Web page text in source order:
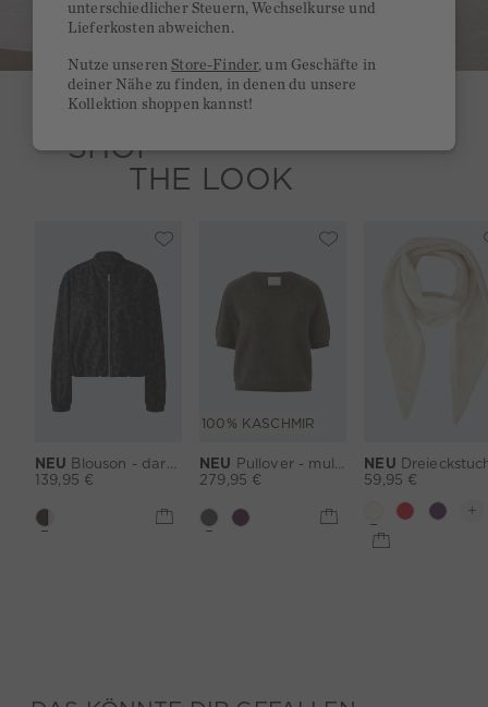
SHOP
THE LOOK
NEU Blouson - darkbrown grey
139,95 €
100% KASCHMIR
NEU Pullover - mulch
279,95 €
NEU Dreieckstuch -
59,95 €
unterschiedlicher Steuern, Wechselkurse und
Lieferkosten abweichen.
Nutze unserenStore-Finder, um Geschäfte in
deiner Nähe zu finden, in denen du unsere
Kollektion shoppen kannst!